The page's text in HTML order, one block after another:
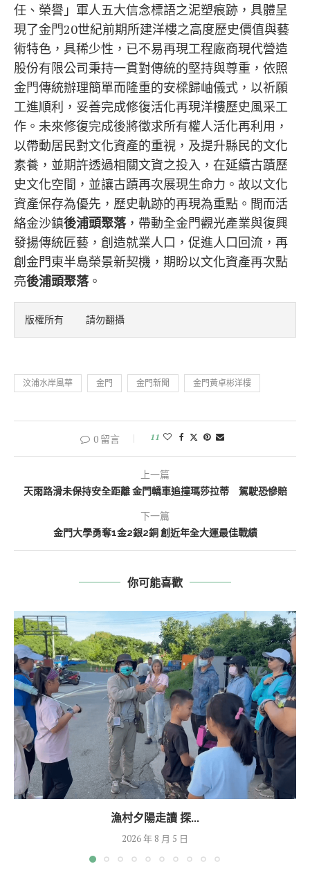
任、榮譽」軍人五大信念標語之泥塑痕跡，具體呈
現了金門20世紀前期所建洋樓之高度歷史價值與藝
術特色，具稀少性，已不易再現工程廠商現代營造
股份有限公司秉持一貫對傳統的堅持與尊重，依照
金門傳統辦理簡單而隆重的安樑歸岫儀式，以祈願
工進順利，妥善完成修復活化再現洋樓歷史風采工
作。未來修復完成後將徵求所有權人活化再利用，
以帶動居民對文化資產的重視，及提升縣民的文化
素養，並期許透過相關文資之投入，在延續古蹟歷
史文化空間，並讓古蹟再次展現生命力。故以文化
資產保存為優先，歷史軌跡的再現為重點。間而活
絡金沙鎮後浦頭聚落，帶動全金門觀光產業與復興
發揚傳統匠藝，創造就業人口，促進人口回流，再
創金門東半島榮景新契機，期盼以文化資產再次點
亮後浦頭聚落。
版權所有    請勿翻攝
汶浦水岸風華 金門 金門新聞 金門黃卓彬洋樓
0 留言 11
上一篇
天雨路滑未保持安全距離 金門轎車追撞瑪莎拉蒂 駕駛恐慘賠
下一篇
金門大學勇奪1金2銀2銅 創近年全大運最佳戰績
你可能喜歡
漁村夕陽走讀 探...
2026 年 8 月 5 日